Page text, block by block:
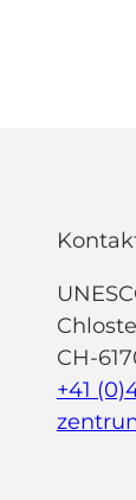
CH-
+41